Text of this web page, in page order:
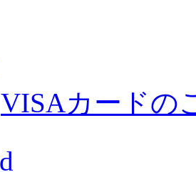
VISAカードの